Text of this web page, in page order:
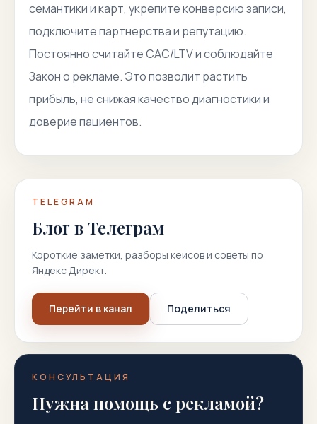
семантики и карт, укрепите конверсию записи,
подключите партнерства и репутацию.
Постоянно считайте CAC/LTV и соблюдайте
Закон о рекламе. Это позволит растить
прибыль, не снижая качество диагностики и
доверие пациентов.
TELEGRAM
Блог в Телеграм
Короткие заметки, разборы кейсов и советы по
Яндекс Директ.
Перейти в канал Поделиться
КОНСУЛЬТАЦИЯ
Нужна помощь с рекламой?